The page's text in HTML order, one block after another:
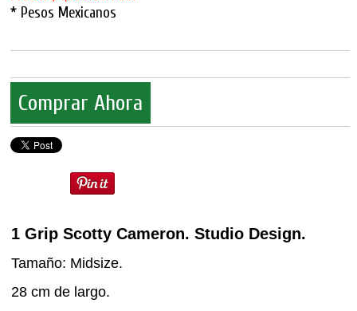
* Pesos Mexicanos
Comprar Ahora
1 Grip Scotty Cameron. Studio Design.
Tamaño: Midsize.
28 cm de largo.